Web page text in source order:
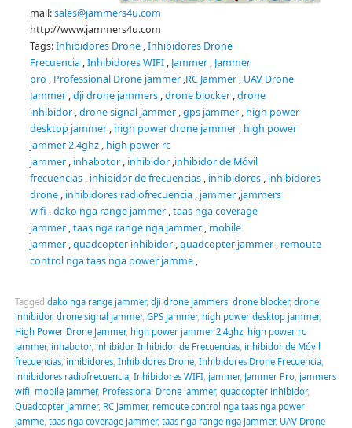
mail:sales@jammers4u.com
http://www.jammers4u.com
Tags:Inhibidores Drone,Inhibidores Drone
Frecuencia ,Inhibidores WIFI, Jammer, Jammer
pro , Professional Drone jammer,RC Jammer, UAV Drone
Jammer,dji drone jammers,drone blocker,drone
inhibidor,drone signal jammer,gps jammer, high power
desktop jammer, high power drone jammer, high power
jammer 2.4ghz, high power rc
jammer, inhabotor, inhibidor,inhibidor de Móvil
frecuencias, inhibidor de frecuencias, inhibidores, inhibidores
drone, inhibidores radiofrecuencia , jammer,jammers
wifi ,dako nga range jammer,taas nga coverage
jammer,taas nga range nga jammer, mobile
jammer,quadcopter inhibidor,quadcopter jammer, remoute
control nga taas nga power jamme,
Tagged dako nga range jammer, dji drone jammers, drone blocker, drone
inhibidor, drone signal jammer, GPS Jammer, high power desktop jammer,
High Power Drone Jammer, high power jammer 2.4ghz, high power rc
jammer, inhabotor, inhibidor, Inhibidor de Frecuencias, inhibidor de Móvil
frecuencias, inhibidores, Inhibidores Drone, Inhibidores Drone Frecuencia,
inhibidores radiofrecuencia, Inhibidores WIFI, jammer, Jammer Pro, jammers
wifi mobile jammer, Professional Drone jammer, quadcopter inhibidor,
Quadcopter Jammer, RC Jammer, remoute control nga taas nga power
jamme, taas nga coverage jammer, taas nga range nga jammer, UAV Drone